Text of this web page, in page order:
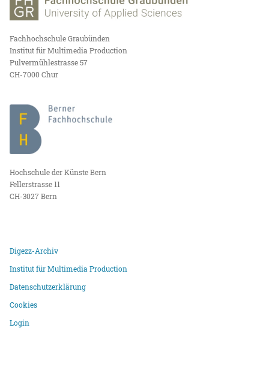
Fachhochschule Graubünden
Institut für Multimedia Production
Pulvermühlestrasse 57
CH-7000 Chur
Hochschule der Künste Bern
Fellerstrasse 11
CH-3027 Bern
Digezz-Archiv
Institut für Multimedia Production
Datenschutzerklärung
Cookies
Login